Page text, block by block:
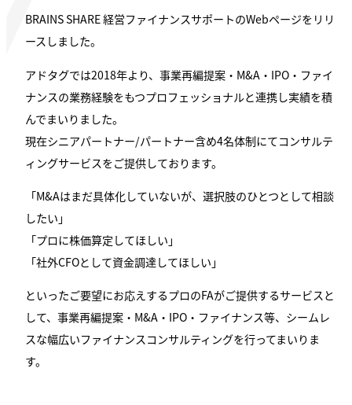
BRAINS SHARE 経営ファイナンスサポートのWebページをリリ
ースしました。
アドタグでは2018年より、事業再編提案・M&A・IPO・ファイ
ナンスの業務経験をもつプロフェッショナルと連携し実績を積
んでまいりました。
現在シニアパートナー/パートナー含め4名体制にてコンサルテ
ィングサービスをご提供しております。
「M&Aはまだ具体化していないが、選択肢のひとつとして相談
したい」
「プロに株価算定してほしい」
「社外CFOとして資金調達してほしい」
といったご要望にお応えするプロのFAがご提供するサービスと
して、事業再編提案・M&A・IPO・ファイナンス等、シームレ
スな幅広いファイナンスコンサルティングを行ってまいりま
す。